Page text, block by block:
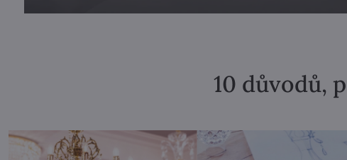
10 důvodů,